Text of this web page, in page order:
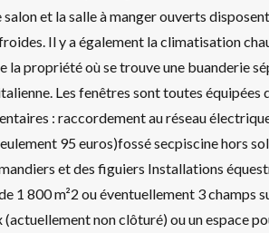
et la salle à manger ouverts
Il y a également la climatisation
la propriété où se trouve une buanderie
Les fenêtres sont toutes
: raccordement au réseau
95 euros)fossé secpiscine hors
et des figuiers Installations
1 800 m²2 ou éventuellement 3 champs
non clôturé) ou un espace